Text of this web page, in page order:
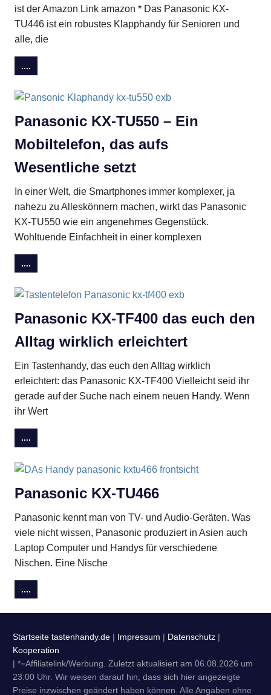
ist der Amazon Link amazon * Das Panasonic KX-
TU446 ist ein robustes Klapphandy für Senioren und
alle, die
....
Panasonic KX-TU550 – Ein
Mobiltelefon, das aufs
Wesentliche setzt
In einer Welt, die Smartphones immer komplexer, ja
nahezu zu Alleskönnern machen, wirkt das Panasonic
KX-TU550 wie ein angenehmes Gegenstück.
Wohltuende Einfachheit in einer komplexen
....
Panasonic KX-TF400 das euch den
Alltag wirklich erleichtert
Ein Tastenhandy, das euch den Alltag wirklich
erleichtert: das Panasonic KX-TF400 Vielleicht seid ihr
gerade auf der Suche nach einem neuen Handy. Wenn
ihr Wert
....
Panasonic KX-TU466
Panasonic kennt man von TV- und Audio-Geräten. Was
viele nicht wissen, Panasonic produziert in Asien auch
Laptop Computer und Handys für verschiedene
Nischen. Eine Nische
....
Startseite tastenhandy.de | Impressum | Datenschutz |
Kooperation
| *=Affiliatelink/Werbung. Zuletzt aktualisiert am 06.08.2026 um
23:00 Uhr. Wir weisen darauf hin, dass sich hier angezeigte
Preise inzwischen geändert haben können. Alle Angaben ohne